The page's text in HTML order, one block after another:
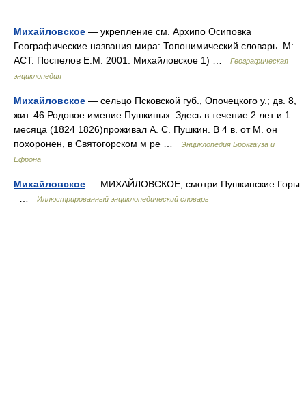
Михайловское — укрепление см. Архипо Осиповка
Географические названия мира: Топонимический словарь. М:
АСТ. Поспелов Е.М. 2001. Михайловское 1) …
Географическая
энциклопедия
Михайловское — сельцо Псковской губ., Опочецкого у.; дв. 8,
жит. 46.Родовое имение Пушкиных. Здесь в течение 2 лет и 1
месяца (1824 1826)проживал А. С. Пушкин. В 4 в. от М. он
похоронен, в Святогорском м ре …
Энциклопедия Брокгауза и
Ефрона
Михайловское — МИХАЙЛОВСКОЕ, смотри Пушкинские Горы.
Иллюстрированный энциклопедический словарь